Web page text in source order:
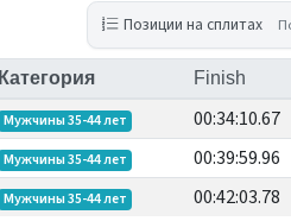
Позиции на сплитах
Категория Finish
Мужчины 35-44 лет 00:34:10.67
Мужчины 35-44 лет 00:39:59.96
Мужчины 35-44 лет 00:42:03.78